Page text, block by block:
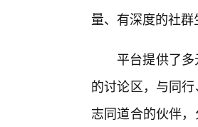
量、有深度的社
平台提供了
的讨论区，与同
志同道合的伙伴